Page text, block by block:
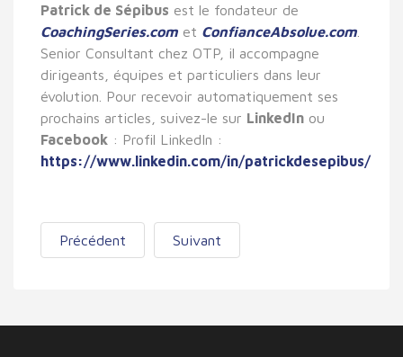
Patrick de Sépibus est le fondateur de
CoachingSeries.com et ConfianceAbsolue.com
Senior Consultant chez OTP, il accompagne
dirigeants, équipes et particuliers dans leur
évolution. Pour recevoir automatiquement ses
prochains articles, suivez-le sur LinkedIn ou
Facebook : Profil LinkedIn :
https://www.linkedin.com/in/patrickdesepibus/
Précédent Suivant